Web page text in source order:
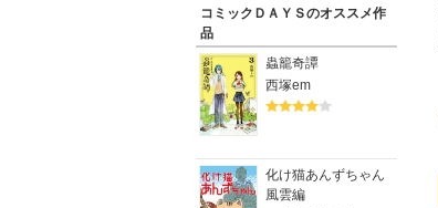
コミックＤＡＹＳのオススメ作
品
蟲籠奇譚
西塚em
化け猫あんずちゃん
風雲編